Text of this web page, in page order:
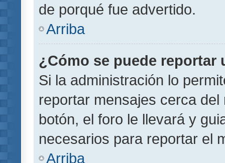
de porqué fue advertido.
Arriba
¿Cómo se puede reportar
Si la administración lo
reportar mensajes cerca
botón, el foro le llevará y
necesarios para reportar el
Arriba